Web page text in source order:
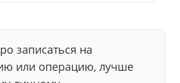
записаться на
или операцию, лучше